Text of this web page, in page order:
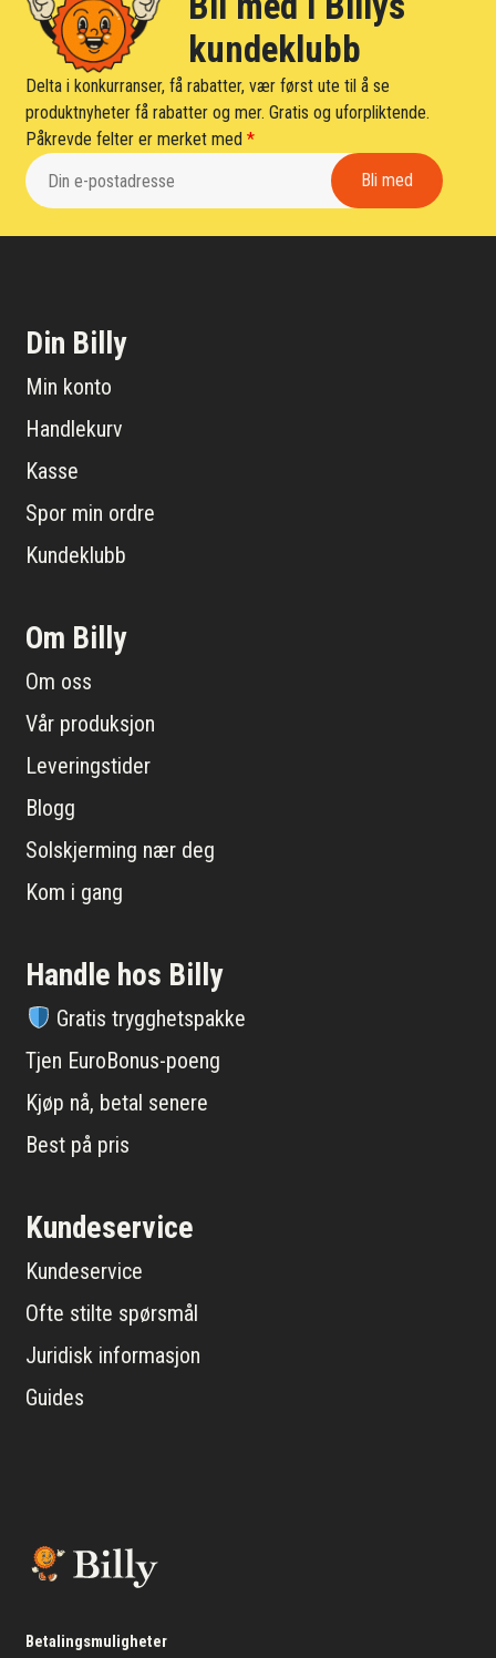
kundeklubb
Delta i konkurranser, få rabatter, vær først ute til å se
produktnyheter få rabatter og mer. Gratis og uforpliktende.
Påkrevde felter er merket med*
Din Billy
Min konto
Handlekurv
Kasse
Spor min ordre
Kundeklubb
Om Billy
Om oss
Vår produksjon
Leveringstider
Blogg
Solskjerming nær deg
Kom i gang
Handle hos Billy
Gratis trygghetspakke
Tjen EuroBonus-poeng
Kjøp nå, betal senere
Best på pris
Kundeservice
Kundeservice
Ofte stilte spørsmål
Juridisk informasjon
Guides
Betalingsmuligheter